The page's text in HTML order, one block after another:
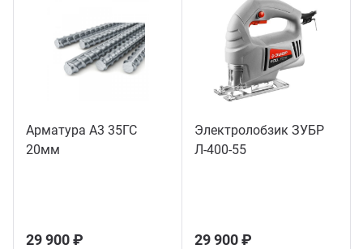
Арматура А3 35ГС
20мм
29 900 ₽
Электролобзик ЗУБР
Л-400-55
29 900 ₽